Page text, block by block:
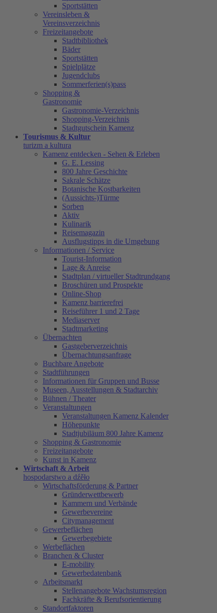
Sportstätten
Vereinsleben &
Vereinsverzeichnis
Freizeitangebote
Stadtbibliothek
Bäder
Sportstätten
Spielplätze
Jugendclubs
Sommerferien(s)pass
Shopping &
Gastronomie
Gastronomie-Verzeichnis
Shopping-Verzeichnis
Stadtgutschein Kamenz
Tourismus & Kultur
turizm a kultura
Kamenz entdecken - Sehen & Erleben
G. E. Lessing
800 Jahre Geschichte
Sakrale Schätze
Botanische Kostbarkeiten
(Aussichts-)Türme
Sorben
Aktiv
Kulinarik
Reisemagazin
Ausflugstipps in die Umgebung
Informationen / Service
Tourist-Information
Lage & Anreise
Stadtplan / virtueller Stadtrundgang
Broschüren und Prospekte
Online-Shop
Kamenz barrierefrei
Reiseführer 1 und 2 Tage
Mediaserver
Stadtmarketing
Übernachten
Gastgeberverzeichnis
Übernachtungsanfrage
Buchbare Angebote
Stadtführungen
Informationen für Gruppen und Busse
Museen, Ausstellungen & Stadtarchiv
Bühnen / Theater
Veranstaltungen
Veranstaltungen Kamenz Kalender
Höhepunkte
Stadtjubiläum 800 Jahre Kamenz
Shopping & Gastronomie
Freizeitangebote
Kunst in Kamenz
Wirtschaft & Arbeit
hospodarstwo a dźěło
Wirtschaftsförderung & Partner
Gründerwettbewerb
Kammern und Verbände
Gewerbevereine
Citymanagement
Gewerbeflächen
Gewerbegebiete
Werbeflächen
Branchen & Cluster
E-mobility
Gewerbedatenbank
Arbeitsmarkt
Stellenangebote Wachstumsregion
Fachkräfte & Berufsorientierung
Standortfaktoren